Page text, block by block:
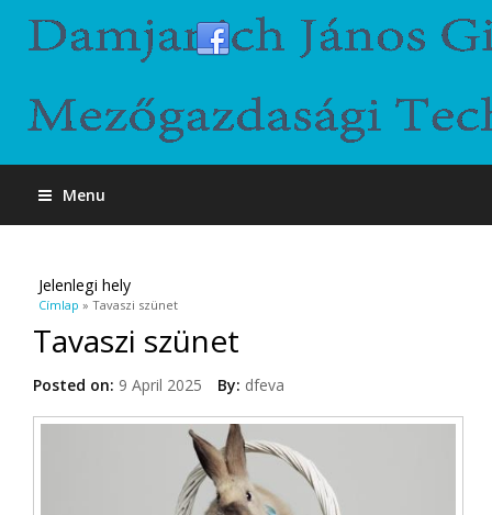
Menu
Jelenlegi hely
Címlap » Tavaszi szünet
Tavaszi szünet
Posted on: 9 April 2025 By: dfeva